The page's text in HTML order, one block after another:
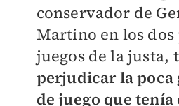
conservador de
Martino en los
juegos de la justa,
perjudicar la poca
de juego que tenía